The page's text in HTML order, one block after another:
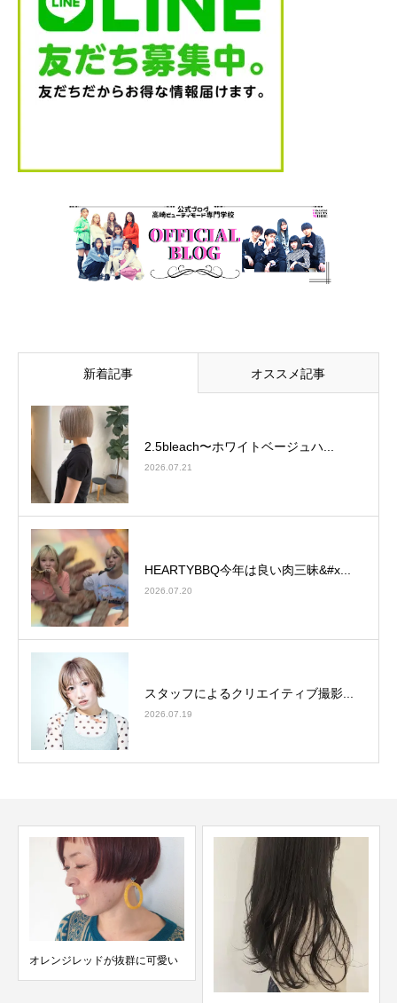
新着記事 オススメ記事
2.5bleach〜ホワイトベージュ⁡ハ...
2026.07.21
HEARTYBBQ今年は良い肉三昧&#x...
2026.07.20
スタッフによるクリエイティブ撮影...
2026.07.19
オレンジレッドが抜群に可愛い️